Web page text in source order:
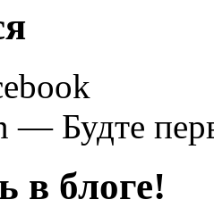
— Будте
в блоге!